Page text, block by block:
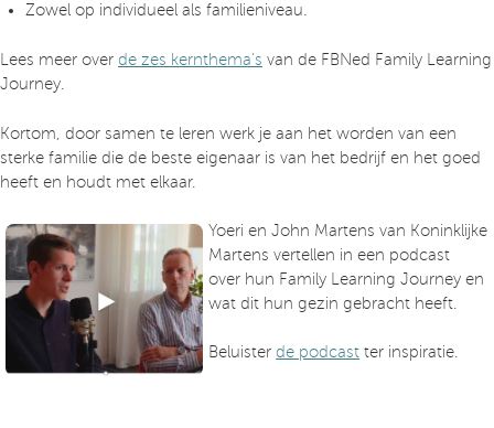
Zowel op individueel als familieniveau.
Lees meer over de zes kernthema’s van de FBNed Family Learning
Journey.
Kortom, door samen te leren werk je aan het worden van een
sterke familie die de beste eigenaar is van het bedrijf en het goed
heeft en houdt met elkaar.
Yoeri en John Martens van Koninklijke
Martens vertellen in een podcast
over hun Family Learning Journey en
wat dit hun gezin gebracht heeft.
Beluister de podcast ter inspiratie.